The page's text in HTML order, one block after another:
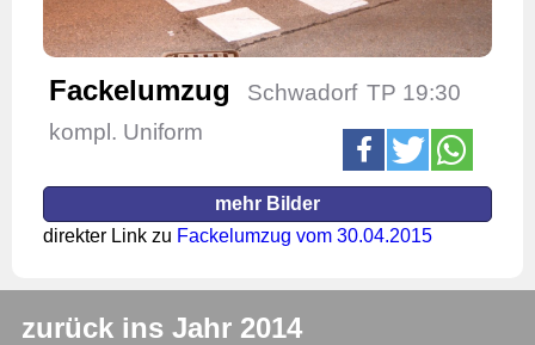
Fackelumzug Schwadorf TP 19:30
kompl. Uniform
mehr Bilder
direkter Link zu Fackelumzug vom 30.04.2015
zurück ins Jahr 2014